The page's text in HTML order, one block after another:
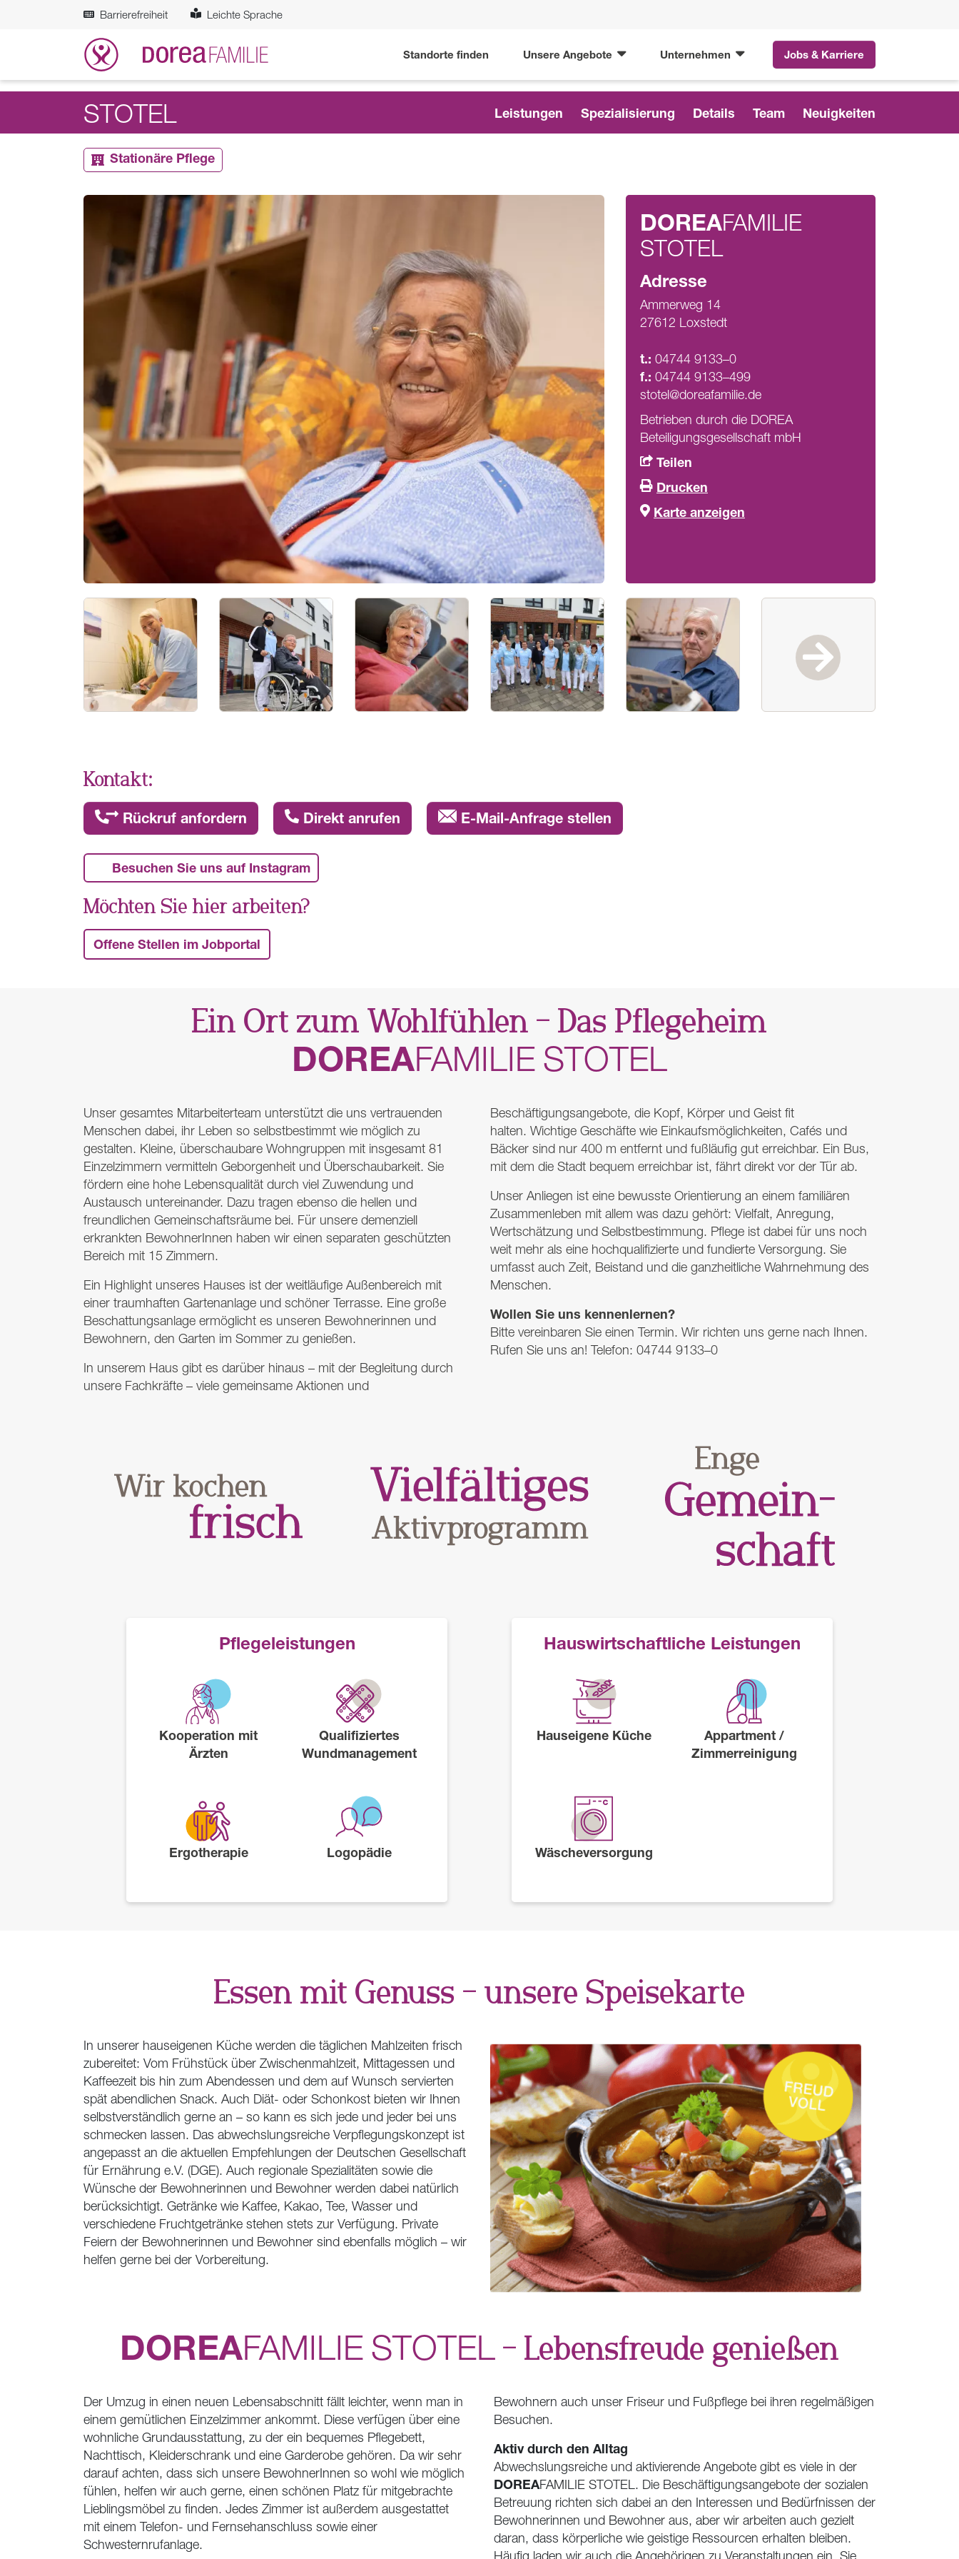
Zum Hauptinhalt springen
Barrierefreiheit Leichte Sprache
Standorte finden Unsere Angebote Unternehmen Jobs & Karriere
STOTEL Leistungen Spezialisierung Details Team Neuigkeiten
Stationäre Pflege
DOREAFAMILIE
STOTEL
Adresse
Ammerweg 14
27612 Loxstedt
t.: 04744 9133–0
f.: 04744 9133–499
stotel@doreafamilie.de
Betrieben durch die DOREA
Beteiligungsgesellschaft mbH
Teilen
Drucken
Karte anzeigen
Kontakt:
Rückruf anfordern Direkt anrufen E-Mail-Anfrage stellen
Besuchen Sie uns auf Instagram
Möchten Sie hier arbeiten?
Offene Stellen im Jobportal
Ein Ort zum Wohlfühlen – Das Pflegeheim
DOREAFAMILIE STOTEL
Unser gesamtes Mitarbeiterteam unterstützt die uns vertrauenden
Menschen dabei, ihr Leben so selbstbestimmt wie möglich zu
gestalten. Kleine, überschaubare Wohngruppen mit insgesamt 81
Einzelzimmern vermitteln Geborgenheit und Überschaubarkeit. Sie
fördern eine hohe Lebensqualität durch viel Zuwendung und
Austausch untereinander. Dazu tragen ebenso die hellen und
freundlichen Gemeinschaftsräume bei. Für unsere demenziell
erkrankten BewohnerInnen haben wir einen separaten geschützten
Bereich mit 15 Zimmern.
Ein Highlight unseres Hauses ist der weitläufige Außenbereich mit
einer traumhaften Gartenanlage und schöner Terrasse. Eine große
Beschattungsanlage ermöglicht es unseren Bewohnerinnen und
Bewohnern, den Garten im Sommer zu genießen.
In unserem Haus gibt es darüber hinaus – mit der Begleitung durch
unsere Fachkräfte – viele gemeinsame Aktionen und
Beschäftigungsangebote, die Kopf, Körper und Geist fit
halten. Wichtige Geschäfte wie Einkaufsmöglichkeiten, Cafés und
Bäcker sind nur 400 m entfernt und fußläufig gut erreichbar. Ein Bus,
mit dem die Stadt bequem erreichbar ist, fährt direkt vor der Tür ab.
Unser Anliegen ist eine bewusste Orientierung an einem familiären
Zusammenleben mit allem was dazu gehört: Vielfalt, Anregung,
Wertschätzung und Selbstbestimmung. Pflege ist dabei für uns noch
weit mehr als eine hochqualifizierte und fundierte Versorgung. Sie
umfasst auch Zeit, Beistand und die ganzheitliche Wahrnehmung des
Menschen.
Wollen Sie uns kennenlernen?
Bitte vereinbaren Sie einen Termin. Wir richten uns gerne nach Ihnen.
Rufen Sie uns an! Telefon: 04744 9133–0
Pflegeleistungen
Kooperation mit
Ärzten
Qualifiziertes
Wundmanagement
Ergotherapie Logopädie
Hauswirtschaftliche Leistungen
Hauseigene Küche
Appartment /
Zimmerreinigung
Wäscheversorgung
Essen mit Genuss – unsere Speisekarte
In unserer hauseigenen Küche werden die täglichen Mahlzeiten frisch
zubereitet: Vom Frühstück über Zwischenmahlzeit, Mittagessen und
Kaffeezeit bis hin zum Abendessen und dem auf Wunsch servierten
spät abendlichen Snack. Auch Diät- oder Schonkost bieten wir Ihnen
selbstverständlich gerne an – so kann es sich jede und jeder bei uns
schmecken lassen. Das abwechslungsreiche Verpflegungskonzept ist
angepasst an die aktuellen Empfehlungen der Deutschen Gesellschaft
für Ernährung e.V. (DGE). Auch regionale Spezialitäten sowie die
Wünsche der Bewohnerinnen und Bewohner werden dabei natürlich
berücksichtigt. Getränke wie Kaffee, Kakao, Tee, Wasser und
verschiedene Fruchtgetränke stehen stets zur Verfügung. Private
Feiern der Bewohnerinnen und Bewohner sind ebenfalls möglich – wir
helfen gerne bei der Vorbereitung.
DOREAFAMILIE STOTEL – Lebensfreude genießen
Der Umzug in einen neuen Lebensabschnitt fällt leichter, wenn man in
einem gemütlichen Einzelzimmer ankommt. Diese verfügen über eine
wohnliche Grundausstattung, zu der ein bequemes Pflegebett,
Nachttisch, Kleiderschrank und eine Garderobe gehören. Da wir sehr
darauf achten, dass sich unsere BewohnerInnen so wohl wie möglich
fühlen, helfen wir auch gerne, einen schönen Platz für mitgebrachte
Lieblingsmöbel zu finden. Jedes Zimmer ist außerdem ausgestattet
mit einem Telefon- und Fernsehanschluss sowie einer
Schwesternrufanlage.
Bewohnern auch unser Friseur und Fußpflege bei ihren regelmäßigen
Besuchen.
Aktiv durch den Alltag
Abwechslungsreiche und aktivierende Angebote gibt es viele in der
DOREAFAMILIE STOTEL . Die Beschäftigungsangebote der sozialen
Betreuung richten sich dabei an den Interessen und Bedürfnissen der
Bewohnerinnen und Bewohner aus, aber wir arbeiten auch gezielt
daran, dass körperliche wie geistige Ressourcen erhalten bleiben.
Häufig laden wir auch die Angehörigen zu Veranstaltungen ein. Sie